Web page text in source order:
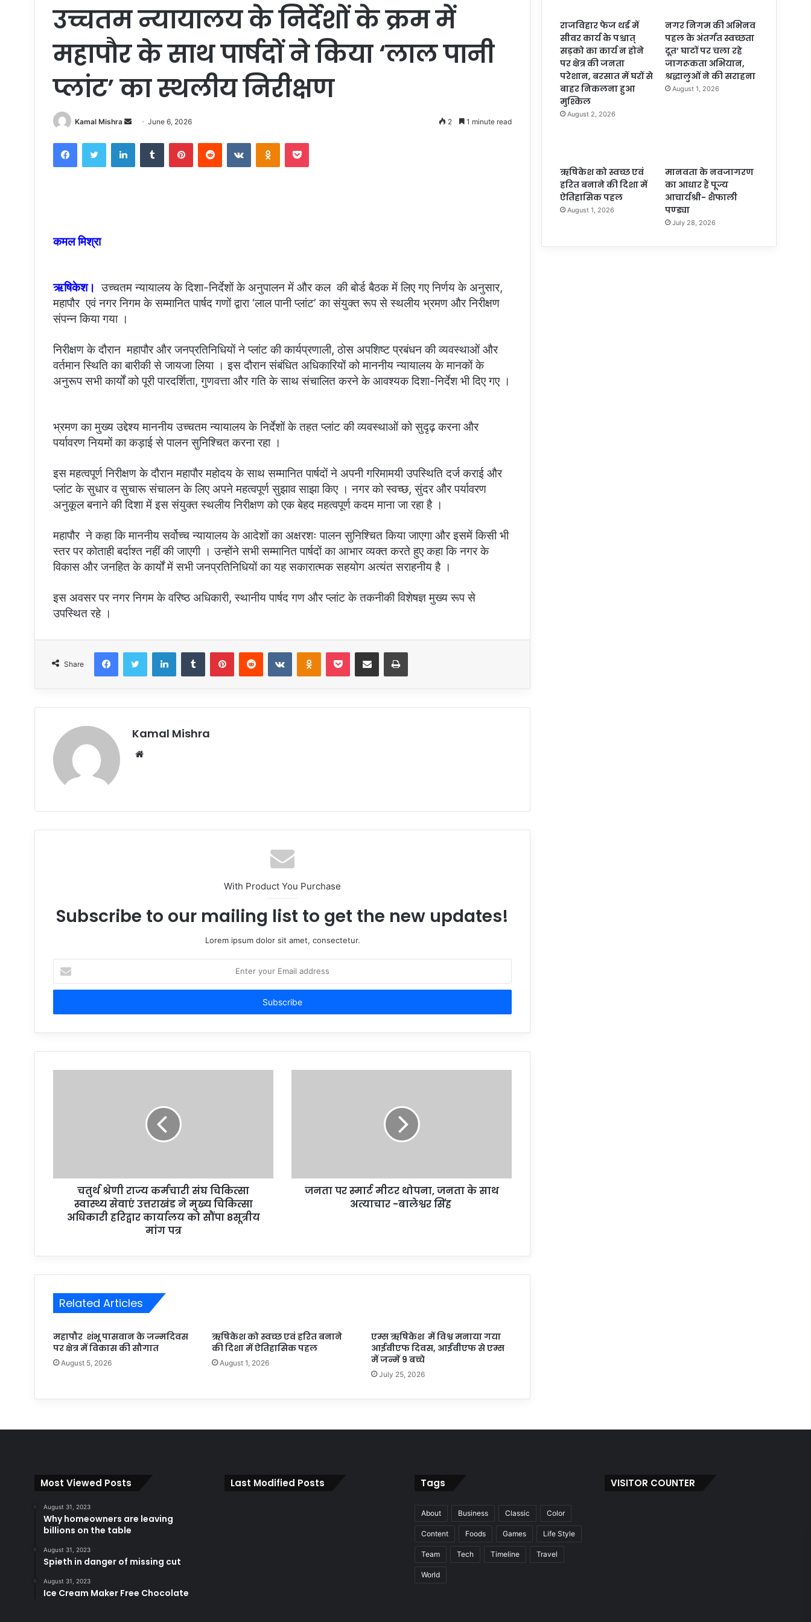
उच्चतम न्यायालय के निर्देशों के क्रम में
महापौर के साथ पार्षदों ने किया ‘लाल पानी
प्लांट’ का स्थलीय निरीक्षण
Kamal Mishra
Send June 6, 2026 2 1 minute read
FacebookTwitter LinkedInTumblr PinterestReddit VKontakteOdnoklassniki
Pocket
कमल मिश्रा
ऋषिकेश। उच्चतम न्यायालय के दिशा-निर्देशों के अनुपालन में और कल की बोर्ड बैठक में लिए गए निर्णय के अनुसार,
महापौर एवं नगर निगम के सम्मानित पार्षद गणों द्वारा ‘लाल पानी प्लांट’ का संयुक्त रूप से स्थलीय भ्रमण और निरीक्षण
संपन्न किया गया ।
निरीक्षण के दौरान महापौर और जनप्रतिनिधियों ने प्लांट की कार्यप्रणाली, ठोस अपशिष्ट प्रबंधन की व्यवस्थाओं और
वर्तमान स्थिति का बारीकी से जायजा लिया । इस दौरान संबंधित अधिकारियों को माननीय न्यायालय के मानकों के
अनुरूप सभी कार्यों को पूरी पारदर्शिता, गुणवत्ता और गति के साथ संचालित करने के आवश्यक दिशा-निर्देश भी दिए गए ।
भ्रमण का मुख्य उद्देश्य माननीय उच्चतम न्यायालय के निर्देशों के तहत प्लांट की व्यवस्थाओं को सुदृढ़ करना और
पर्यावरण नियमों का कड़ाई से पालन सुनिश्चित करना रहा ।
इस महत्वपूर्ण निरीक्षण के दौरान महापौर महोदय के साथ सम्मानित पार्षदों ने अपनी गरिमामयी उपस्थिति दर्ज कराई और
प्लांट के सुधार व सुचारू संचालन के लिए अपने महत्वपूर्ण सुझाव साझा किए । नगर को स्वच्छ, सुंदर और पर्यावरण
अनुकूल बनाने की दिशा में इस संयुक्त स्थलीय निरीक्षण को एक बेहद महत्वपूर्ण कदम माना जा रहा है ।
महापौर ने कहा कि माननीय सर्वोच्च न्यायालय के आदेशों का अक्षरशः पालन सुनिश्चित किया जाएगा और इसमें किसी भी
स्तर पर कोताही बर्दाश्त नहीं की जाएगी । उन्होंने सभी सम्मानित पार्षदों का आभार व्यक्त करते हुए कहा कि नगर के
विकास और जनहित के कार्यों में सभी जनप्रतिनिधियों का यह सकारात्मक सहयोग अत्यंत सराहनीय है ।
इस अवसर पर नगर निगम के वरिष्ठ अधिकारी, स्थानीय पार्षद गण और प्लांट के तकनीकी विशेषज्ञ मुख्य रूप से
उपस्थित रहे ।
Share
FacebookTwitter LinkedInTumblr PinterestReddit VKontakteOdnoklassniki
Pocket Share via Email Print
Kamal Mishra
Website
With Product You Purchase
Subscribe to our mailing list to get the new updates!
Lorem ipsum dolor sit amet, consectetur.
your
Email
चतुर्थ श्रेणी राज्य कर्मचारी संघ चिकित्सा
स्वास्थ्य सेवाएं उत्तराखंड ने मुख्य चिकित्सा
अधिकारी हरिद्वार कार्यालय को सौंपा 8सूत्रीय
मांग पत्र
जनता पर स्मार्ट मीटर थोपना, जनता के साथ
अत्याचार -बालेश्वर सिंह
Related Articles
महापौर शंभू पासवान के जन्मदिवस
पर क्षेत्र में विकास की सौगात
August 5, 2026
ऋषिकेश को स्वच्छ एवं हरित बनाने
की दिशा में ऐतिहासिक पहल
August 1, 2026
एम्स ऋषिकेश में विश्व मनाया गया
आईवीएफ दिवस, आईवीएफ से एम्स
में जन्में 9 बच्चे
July 25, 2026
राजविहार फेज थर्ड में
सीवर कार्य के पश्चात्
सड़को का कार्य न होने
पर क्षेत्र की जनता
परेशान, बरसात में घरों से
बाहर निकलना हुआ
मुश्किल
August 2, 2026
नगर निगम की अभिनव
पहल के अंतर्गत स्वच्छता
दूत’ घाटों पर चला रहे
जागरूकता अभियान,
श्रद्धालुओं ने की सराहना
August 1, 2026
ऋषिकेश को स्वच्छ एवं
हरित बनाने की दिशा में
ऐतिहासिक पहल
August 1, 2026
मानवता के नवजागरण
का आधार हैं पूज्य
आचार्यश्री- शैफाली
पण्ड्या
July 28, 2026
Most Viewed Posts
August 31, 2023
Why homeowners are leaving
billions on the table
August 31, 2023
Spieth in danger of missing cut
August 31, 2023
Ice Cream Maker Free Chocolate
Last Modified Posts Tags
About Business Classic Color
Content Foods Games Life Style
Team Tech Timeline Travel
World
VISITOR COUNTER